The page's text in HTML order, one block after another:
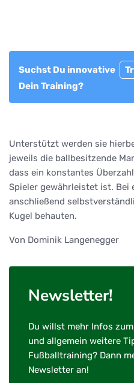
Suchst Du innovative
Dein Training?
Unterstützt werden sie
jeweils die ballbesitzende
dass ein konstantes
Spieler gewährleistet ist. Bei
anschließend
Kugel behauten.
Von Dominik Langenegger
Newsletter!
Du willst mehr Infos
und allgemein weitere
Fußballtraining? Dann
Newsletter an!